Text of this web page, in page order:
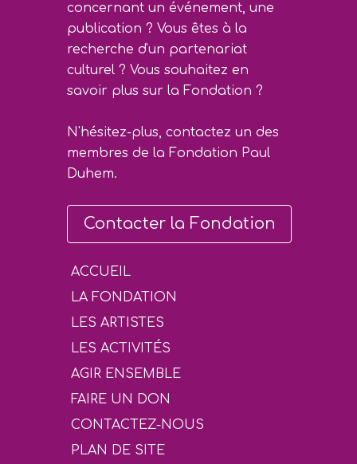
concernant un événement, une
publication ? Vous êtes à la
recherche d'un partenariat
culturel ? Vous souhaitez en
savoir plus sur la Fondation ?
N'hésitez-plus, contactez un des
membres de la Fondation Paul
Duhem.
Contacter la Fondation
ACCUEIL
LA FONDATION
LES ARTISTES
LES ACTIVITÉS
AGIR ENSEMBLE
FAIRE UN DON
CONTACTEZ-NOUS
PLAN DE SITE